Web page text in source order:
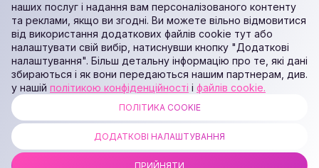
ALL RIGHTS RESERVED. Podaon SIA (Id: 40103450338) & WEEM TECH
1237700398374)
наших послуг і надання вам персоналізованого контенту
та реклами, якщо ви згодні. Ви можете вільно відмовитися
від використання додаткових файлів cookie тут або
налаштувати свій вибір, натиснувши кнопку "Додаткові
налаштування". Більш детальну інформацію про те, які дані
збираються і як вони передаються нашим партнерам, див.
у нашій політикою конфіденційності і файлів cookie.
ПОЛІТИКА COOKIE
ДОДАТКОВІ НАЛАШТУВАННЯ
ПРИЙНЯТИ